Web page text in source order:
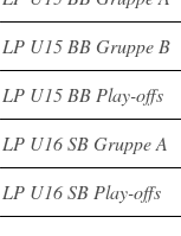
LP U15 BB Gruppe B
LP U15 BB Play-offs
LP U16 SB Gruppe A
LP U16 SB Play-offs